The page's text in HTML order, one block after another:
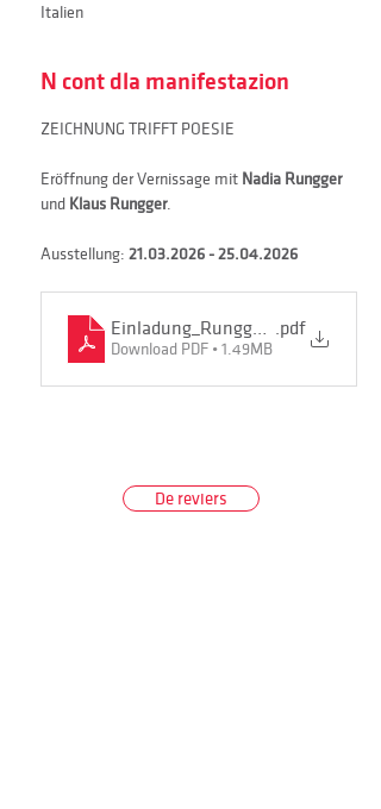
Italien
N cont dla manifestazion
ZEICHNUNG TRIFFT POESIE
Eröffnung der Vernissage mit Nadia Rungger
und Klaus Rungger.
Ausstellung: 21.03.2026 - 25.04.2026
Einladung_Rungger_Zeichnung
.pdf
Download PDF • 1.49MB
De reviers